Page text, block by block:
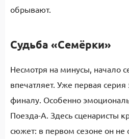
обрывают.
Судьба «Семёрки»
Несмотря на минусы, начало
впечатляет. Уже первая серия
финалу. Особенно
Поезда-А. Здесь сценаристы
сюжет: в первом сезоне он не